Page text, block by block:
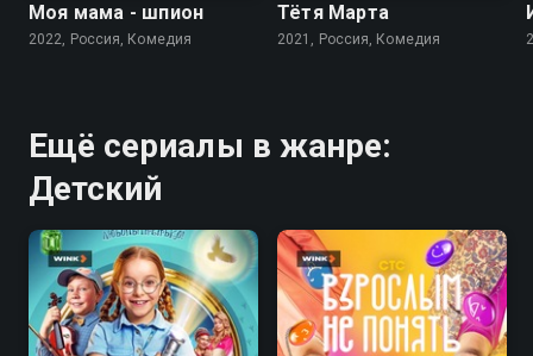
Моя мама - шпион
2022, Россия, Комедия
Тётя Марта
2021, Россия, Комедия
Ещё сериалы в жанре:
Детский